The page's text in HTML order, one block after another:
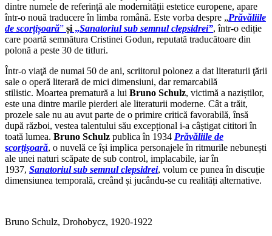
dintre numele de referință ale modernității estetice europene, apare
într-o nouă traducere în limba română. Este vorba despre „Prăvăliile
de scorțișoară” și „Sanatoriul sub semnul clepsidrei”, într-o ediție
care poartă semnătura Cristinei Godun, reputată traducătoare din
polonă a peste 30 de titluri.
Într-o viaţă de numai 50 de ani, scriitorul polonez a dat literaturii ţării
sale o operă literară de mici dimensiuni, dar remarcabilă
stilistic. Moartea prematură a lui Bruno Schulz, victimă a naziștilor,
este una dintre marile pierderi ale literaturii moderne. Cât a trăit,
prozele sale nu au avut parte de o primire critică favorabilă, însă
după război, vestea talentului său excepțional i-a câștigat cititori în
toată lumea. Bruno Schulz publica în 1934 Prăvăliile de
scorțișoară, o nuvelă ce își implica personajele în ritmurile nebunești
ale unei naturi scăpate de sub control, implacabile, iar în
1937, Sanatoriul sub semnul clepsidrei, volum ce punea în discuție
dimensiunea temporală, creând și jucându-se cu realități alternative.
Bruno Schulz, Drohobycz, 1920-1922